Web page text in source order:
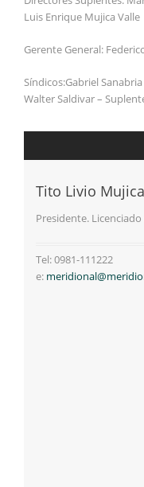
Luis Enrique Mujica Valle
Gerente General:
Síndicos:Gabriel
Walter Saldivar –
Tito Livio
Presidente.
Tel: 0981-111222
e: